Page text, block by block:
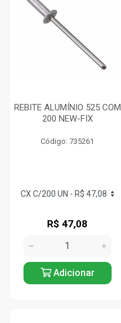
REBITE ALUMÍNIO 525 COM
200 NEW-FIX
Código: 735261
R$ 47,08
Adicionar